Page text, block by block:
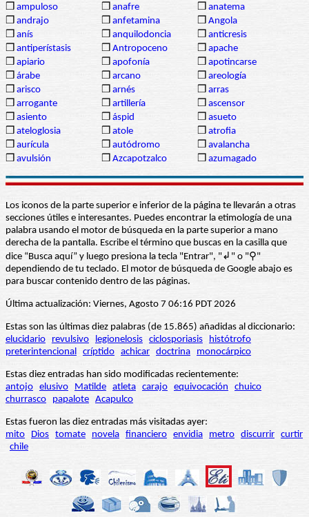
❒ ampuloso ❒ anafre ❒ anatema
❒ andrajo ❒ anfetamina ❒ Angola
❒ anís ❒ anquilodoncia ❒ anticresis
❒ antiperístasis ❒ Antropoceno ❒ apache
❒ apiario ❒ apofonía ❒ apotincarse
❒ árabe ❒ arcano ❒ areología
❒ arisco ❒ arnés ❒ arras
❒ arrogante ❒ artillería ❒ ascensor
❒ asiento ❒ áspid ❒ asueto
❒ ateloglosia ❒ atole ❒ atrofia
❒ aurícula ❒ autódromo ❒ avalancha
❒ avulsión ❒ Azcapotzalco ❒ azumagado
Los iconos de la parte superior e inferior de la página te llevarán a otras
secciones útiles e interesantes. Puedes encontrar la etimología de una
palabra usando el motor de búsqueda en la parte superior a mano
derecha de la pantalla. Escribe el término que buscas en la casilla que
dice “Busca aquí” y luego presiona la tecla "Entrar", "↲" o "⚲"
dependiendo de tu teclado. El motor de búsqueda de Google abajo es
para buscar contenido dentro de las páginas.
Última actualización: Viernes, Agosto 7 06:16 PDT 2026
Estas son las últimas diez palabras (de 15.865) añadidas al diccionario:
elucidario
revulsivo legionelosis ciclosporiasis
histótrofo
preterintencional críptido achicar doctrina monocárpico
Estas diez entradas han sido modificadas recientemente:
antojo elusivo Matilde atleta carajo equivocación
chuico
churrasco
papalote Acapulco
Estas fueron las diez entradas más visitadas ayer:
mito
Dios tomate novela financiero envidia metro discurrir curtir
chile